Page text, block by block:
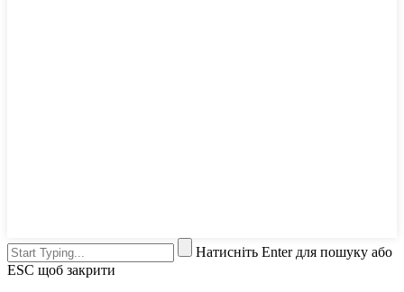
Натисніть Enter для пошуку або
ESC щоб закрити